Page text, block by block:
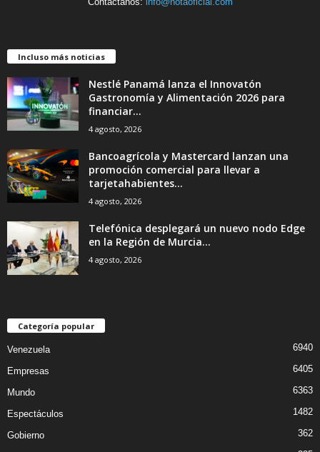
Incluso más noticias
Nestlé Panamá lanza el Innovatón
Gastronomía y Alimentación 2026 para
financiar...
4 agosto, 2026
Bancoagrícola y Mastercard lanzan una
promoción comercial para llevar a
tarjetahabientes...
4 agosto, 2026
Telefónica desplegará un nuevo nodo Edge
en la Región de Murcia...
4 agosto, 2026
Categoría popular
Venezuela 6940
Empresas 6405
Mundo 6363
Espectáculos 1482
Gobierno 362